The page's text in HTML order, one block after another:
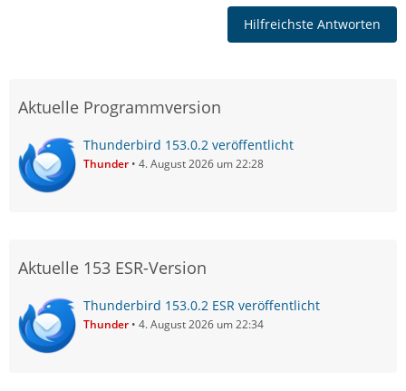
Hilfreichste Antworten
Aktuelle Programmversion
Thunderbird 153.0.2 veröffentlicht
Thunder 4. August 2026 um 22:28
Aktuelle 153 ESR-Version
Thunderbird 153.0.2 ESR veröffentlicht
Thunder 4. August 2026 um 22:34